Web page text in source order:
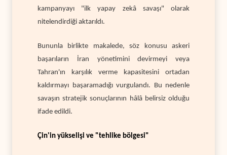
kampanyayı "ilk yapay zekâ savaşı" olarak
nitelendirdiği aktarıldı.
Bununla birlikte makalede, söz konusu askeri
başarıların İran yönetimini devirmeyi veya
Tahran'ın karşılık verme kapasitesini ortadan
kaldırmayı başaramadığı vurgulandı. Bu nedenle
savaşın stratejik sonuçlarının hâlâ belirsiz olduğu
ifade edildi.
Çin'in yükselişi ve "tehlike bölgesi"